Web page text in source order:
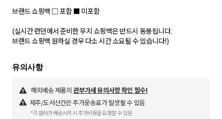
브랜드 쇼핑백 □ 포함 ■ 미포함
(실시간 런던에서 준비한 무지 쇼핑백은 반드시 동봉됩니다.
브랜드 쇼핑백 원하실 경우 다소 시간 소요될 수 있습니다!)
유의사항
해외배송 제품의 관부가세 유의사항 확인 필수!
제주/도서산간은 추가운송료가 발생될 수 있음
*각 셀러가 배송시작 시 추가비용을 요청할 수 있음